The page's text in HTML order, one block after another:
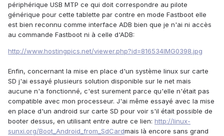
périphérique USB MTP ce qui doit correspondre au pilote
générique pour cette tablette par contre en mode Fastboot elle
est bien reconnu comme interface ADB bien que je n'ai ni accès
au commande Fastboot ni à celle d'ADB:
http://www.hostingpics.net/viewer.php?id=816534IMG0398.jpg
Enfin, concernant la mise en place d'un système linux sur carte
SD j'ai essayé plusieurs solution disponible sur le net mais
aucune n'a fonctionné, c'est surement parce qu'elle n'était pas
compatible avec mon processeur. J'ai même essayé avec la mise
en place d'un android sur carte SD pour voir s'il était possible de
booter dessus, en utilisant entre autre ce lien: http://linux-
sunxi.org/Boot_Android_from_SdCardmais là encore sans grand